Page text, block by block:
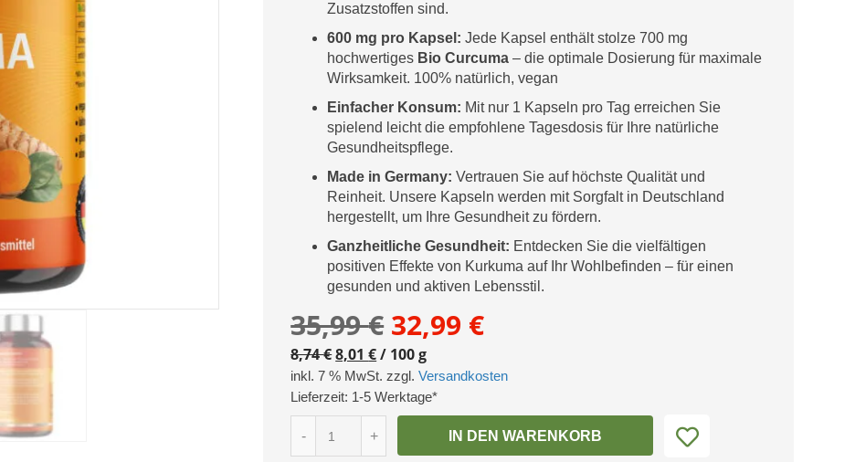
Zusatzstoffen sind.
600 mg pro Kapsel: Jede Kapsel enthält stolze 700 mg
hochwertiges Bio Curcuma – die optimale Dosierung für maximale
Wirksamkeit. 100% natürlich, vegan
Einfacher Konsum: Mit nur 1 Kapseln pro Tag erreichen Sie
spielend leicht die empfohlene Tagesdosis für Ihre natürliche
Gesundheitspflege.
Made in Germany: Vertrauen Sie auf höchste Qualität und
Reinheit. Unsere Kapseln werden mit Sorgfalt in Deutschland
hergestellt, um Ihre Gesundheit zu fördern.
Ganzheitliche Gesundheit: Entdecken Sie die vielfältigen
positiven Effekte von Kurkuma auf Ihr Wohlbefinden – für einen
gesunden und aktiven Lebensstil.
35,99€ Ursprünglicher
Preis
war:
35,99 €
32,99 €Aktueller
Preis
32,99 €.
8,74€8,01€/ 100g
inkl. 7 % MwSt. zzgl.Versandkosten
Lieferzeit: 1-5 Werktage*
-
500
+ IN DEN WARENKORB